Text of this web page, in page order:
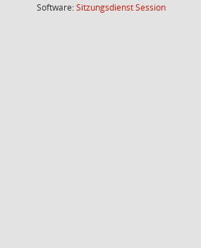
Software:SitzungsdienstSession(Wird in